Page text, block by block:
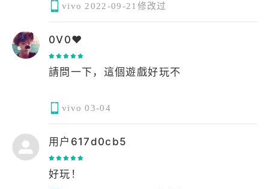
vivo 2022-09-21修改过
0V0♥️
請問一下，這個遊戲好玩不
vivo 03-04
用户617d0cb5